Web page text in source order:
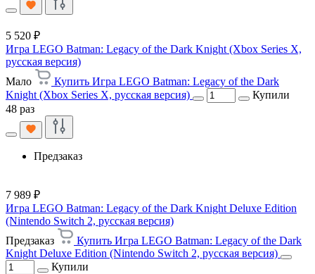
5 520 ₽
Игра LEGO Batman: Legacy of the Dark Knight (Xbox Series X,
русская версия)
Мало
Купить Игра LEGO Batman: Legacy of the Dark
Knight (Xbox Series X, русская версия)
Купили
48 раз
Предзаказ
7 989 ₽
Игра LEGO Batman: Legacy of the Dark Knight Deluxe Edition
(Nintendo Switch 2, русская версия)
Предзаказ
Купить Игра LEGO Batman: Legacy of the Dark
Knight Deluxe Edition (Nintendo Switch 2, русская версия)
Купили